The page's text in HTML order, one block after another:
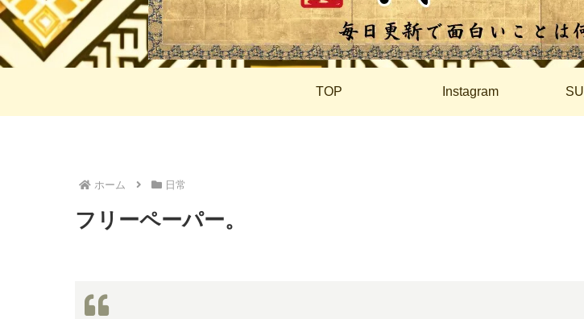
TOP Instagram
ホーム 日常
フリーペーパー。